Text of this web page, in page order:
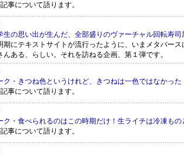
事について語ります。
生の思い出が生んだ、全部盛りのヴァーチャル回転寿
期にテキストサイトが流行ったように、いまメタバー
んある、らしい。それを訪ねる企画、第１弾です。
ク・きつね色というけれど、きつねは一色ではなかった
事について語ります。
ク・食べられるのはこの時期だけ！生ライチは冷凍もの
事について語ります。